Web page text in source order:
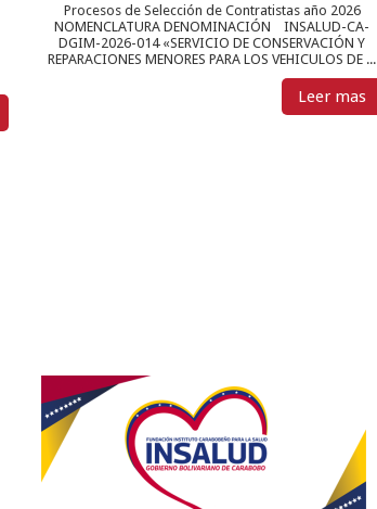
Procesos de Selección de Contratistas año 2026
NOMENCLATURA DENOMINACIÓN INSALUD-CA-
DGIM-2026-014 «SERVICIO DE CONSERVACIÓN Y
REPARACIONES MENORES PARA LOS VEHICULOS DE ...
Leer mas